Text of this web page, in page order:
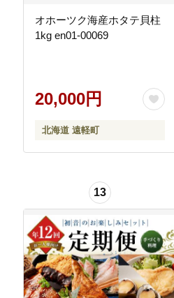
オホーツク海産ホタテ貝柱
1kg en01-00069
20,000円
北海道 遠軽町
13